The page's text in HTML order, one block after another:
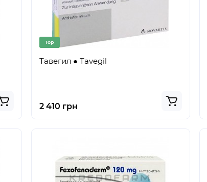
Top
Тавегил ● Tavegil
2 410 грн